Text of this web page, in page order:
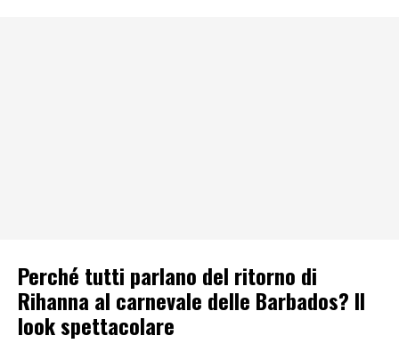
Perché tutti parlano del ritorno di
Rihanna al carnevale delle Barbados? Il
look spettacolare